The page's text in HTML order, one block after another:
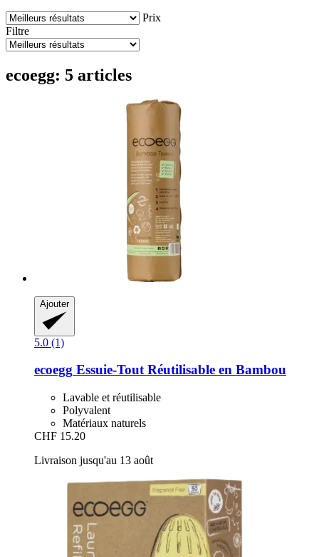
Prix
Filtre
ecoegg: 5 articles
Ajouter
5.0 (1)
ecoegg Essuie-​Tout Réutilisable en Bambou
Lavable et réutilisable
Polyvalent
Matériaux naturels
CHF 15.20
Livraison jusqu'au 13 août